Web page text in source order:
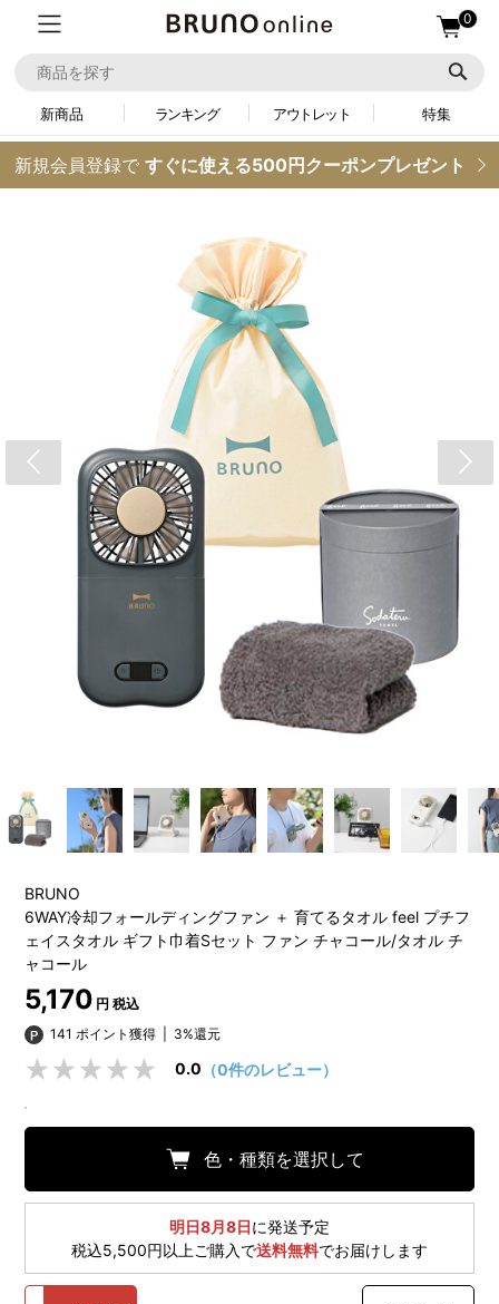
0
新商品 ランキング アウトレット 特集
新規会員登録で すぐに使える500円クーポンプレゼント
BRUNO
6WAY冷却フォールディングファン ＋ 育てるタオル feel プチフ
ェイスタオル ギフト巾着Sセット ファン チャコール/タオル チ
ャコール
5,170 円 税込
141 ポイント獲得
3%還元
0.0 （0件のレビュー）
色・種類を選択して
明日8月8日に発送予定
税込5,500円以上ご購入で送料無料でお届けします